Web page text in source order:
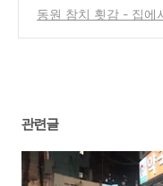
방법 안내
(2)
동원 참치 횟감 - 집에
관련글